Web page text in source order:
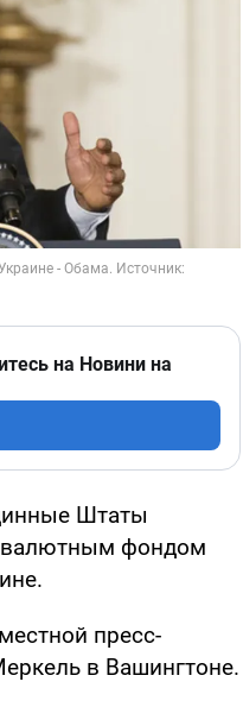
на Новини на
Штаты
валютным фондом
пресс-
в Вашингтоне.